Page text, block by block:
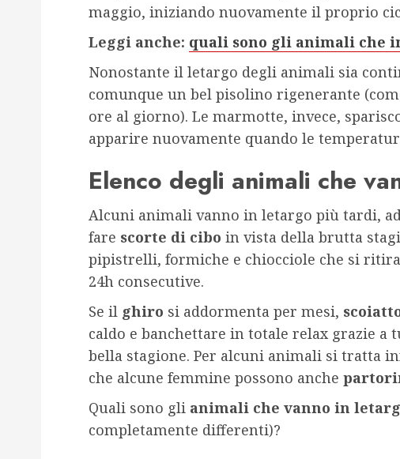
maggio, iniziando nuovamente il proprio
Leggi anche: quali sono gli animali che
Nonostante il letargo degli animali sia
comunque un bel pisolino rigenerante
ore al giorno). Le marmotte, invece,
apparire nuovamente quando le
Elenco degli animali che
Alcuni animali vanno in letargo più tardi,
fare scorte di cibo in vista della brutta
pipistrelli, formiche e chiocciole che si
24h consecutive.
Se il ghiro si addormenta per mesi,
caldo e banchettare in totale relax grazie
bella stagione. Per alcuni animali si tratta
che alcune femmine possono anche
Quali sono gli animali che vanno in
completamente differenti)?